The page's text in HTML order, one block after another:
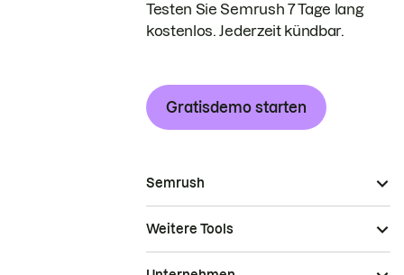
Testen Sie Semrush 7 Tage lang
kostenlos. Jederzeit kündbar.
Gratisdemo starten
Semrush
Weitere Tools